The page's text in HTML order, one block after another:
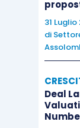
31
di
Deal